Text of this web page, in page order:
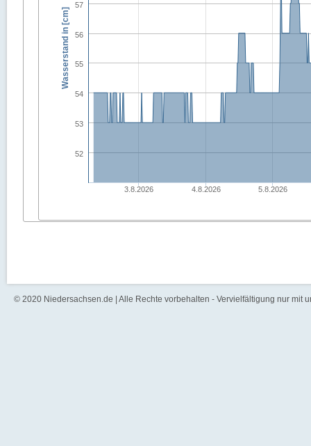
Wasserstand in [cm]
3.8.2026 4.8.2026 5.8.2026
52
53
54
55
56
57
© 2020 Niedersachsen.de | Alle Rechte vorbehalten - Vervielfältigung nur mit